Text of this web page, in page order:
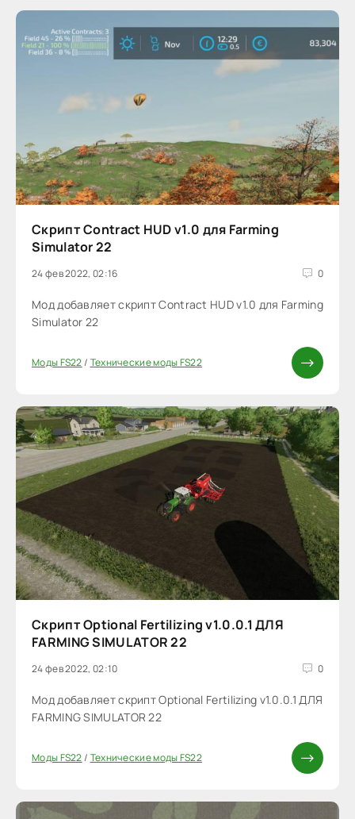
Скрипт Contract HUD v1.0 для Farming
Simulator 22
24 фев 2022, 02:16 0
Мод добавляет скрипт Contract HUD v1.0 для Farming
Simulator 22
Моды FS22/ Технические моды FS22
Скрипт Optional Fertilizing v1.0.0.1 ДЛЯ
FARMING SIMULATOR 22
24 фев 2022, 02:10 0
Мод добавляет скрипт Optional Fertilizing v1.0.0.1 ДЛЯ
FARMING SIMULATOR 22
Моды FS22/ Технические моды FS22